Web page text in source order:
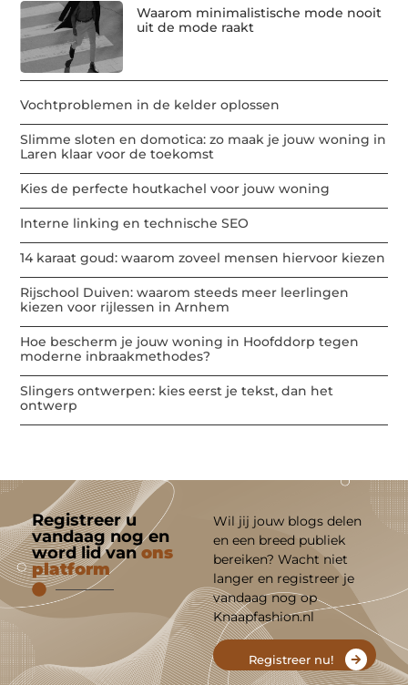
Waarom minimalistische mode nooit
uit de mode raakt
Vochtproblemen in de kelder oplossen
Slimme sloten en domotica: zo maak je jouw woning in
Laren klaar voor de toekomst
Kies de perfecte houtkachel voor jouw woning
Interne linking en technische SEO
14 karaat goud: waarom zoveel mensen hiervoor kiezen
Rijschool Duiven: waarom steeds meer leerlingen
kiezen voor rijlessen in Arnhem
Hoe bescherm je jouw woning in Hoofddorp tegen
moderne inbraakmethodes?
Slingers ontwerpen: kies eerst je tekst, dan het
ontwerp
Registreer u
vandaag nog en
word lid vanons
platform
Wil jij jouw blogs delen
en een breed publiek
bereiken? Wacht niet
langer en registreer je
vandaag nog op
Knaapfashion.nl
Registreer nu!